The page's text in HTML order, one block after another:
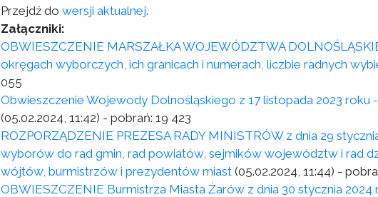
Przejdź do wersji aktualnej.
Załączniki:
OBWIESZCZENIE MARSZAŁKA WOJEWÓDZTWA
okręgach wyborczych, ich granicach i numerach, liczbie radnych
055
Obwieszczenie Wojewody Dolnośląskiego z 17 listopada 2023 roku
(05.02.2024, 11:42) - pobrań: 19 423
ROZPORZĄDZENIE PREZESA RADY MINISTRÓW z dnia 29
wyborów do rad gmin, rad powiatów, sejmików województw i rad
wójtów, burmistrzów i prezydentów miast (05.02.2024, 11:44) -
OBWIESZCZENIE Burmistrza Miasta Żarów z dnia 30 stycznia 2024